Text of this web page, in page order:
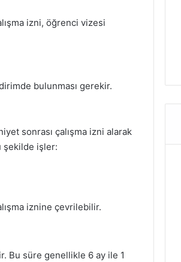
izni, öğrenci vizesi
bulunması gerekir.
sonrası çalışma izni alarak
şekilde işler:
iznine çevrilebilir.
Bu süre genellikle 6 ay ile 1